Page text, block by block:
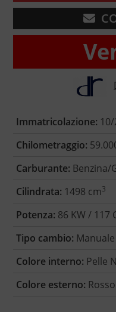
Immatricolazione:
Chilometraggio:
Carburante: Benzina/
Cilindrata: 1498 cm3
Potenza: 86 KW / 117
Tipo cambio:
Colore interno: Pelle
Colore esterno: